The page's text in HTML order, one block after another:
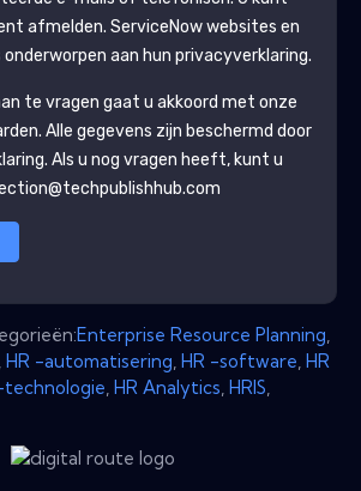
afmelden. ServiceNowwebsites en
aan hun privacyverklaring.
te vragen gaat u akkoord met onze
Alle gegevens zijn beschermd door
. Als u nog vragen heeft, kunt u
Enterprise Resource Planning
HR -automatisering HR -software HR
technologie HR Analytics HRIS